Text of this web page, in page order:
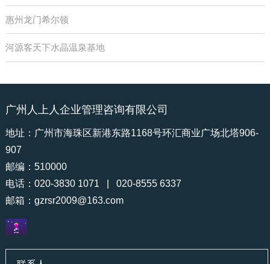
惠州龙门希尔顿
河源客天下水晶温泉基地
广州人上人企业管理咨询有限公司
地址：广州市海珠区新港东路1168号环汇商业广场北塔906-
907
邮编：510000
电话：020-3830 1071 | 020-8555 6337
邮箱： gzrsr2009@163.com